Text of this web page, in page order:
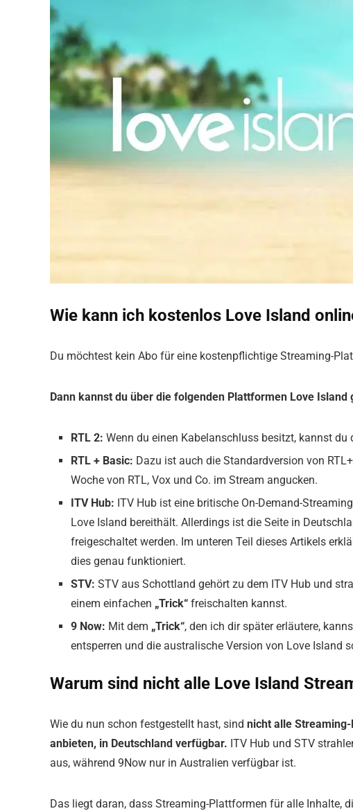
Wie kann ich kostenlos Love Island
Du möchtest kein Abo für eine kostenpflichtige Streaming-
Dann kannst du über die folgenden Plattformen Love Island
RTL 2: Wenn du einen Kabelanschluss besitzt, kannst
RTL + Basic: Dazu ist auch die Standardversion von
Woche von RTL, Vox und Co. im Stream angucken.
ITV Hub: ITV Hub ist eine britische On-Demand-
Love Island bereithält. Allerdings ist die Seite in
freigeschaltet werden. Im unteren Teil dieses Artikels
dies genau funktioniert.
STV: STV aus Schottland gehört zu dem ITV Hub und
einem einfachen „Trick“ freischalten kannst.
9 Now: Mit dem „Trick“, den ich dir später erläutere,
entsperren und die australische Version von Love Island
Warum sind nicht alle Love Island
Wie du nun schon festgestellt hast, sind nicht alle
anbieten, in Deutschland verfügbar. ITV Hub und STV
aus, während 9Now nur in Australien verfügbar ist.
Das liegt daran, dass Streaming-Plattformen für alle Inhalte,